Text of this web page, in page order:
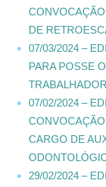
DE
07/03/2024 –
PARA POSSE
07/02/2024 –
CARGO DE
29/02/2024 –